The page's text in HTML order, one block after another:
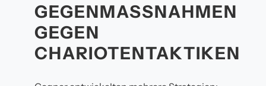
GEGENMASSNAHMEN G
EGEN C
HARIOTENTAKTIKEN